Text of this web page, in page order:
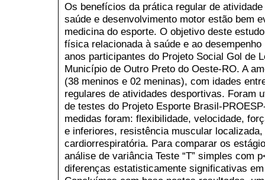
Os benefícios da prática regular de
saúde e desenvolvimento motor estão bem
medicina do esporte. O objetivo deste
física relacionada à saúde e ao
anos participantes do Projeto Social Gol de
Município de Outro Preto do Oeste-RO. A
(38 meninos e 02 meninas), com idades
regulares de atividades desportivas. Foram
de testes do Projeto Esporte Brasil-
medidas foram: flexibilidade, velocidade,
e inferiores, resistência muscular localizada,
cardiorrespiratória. Para comparar os
análise de variância Teste “T” simples com
diferenças estatisticamente significativas